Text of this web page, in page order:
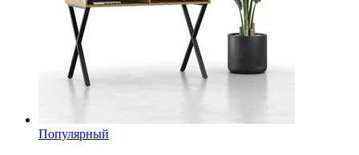
Популярный